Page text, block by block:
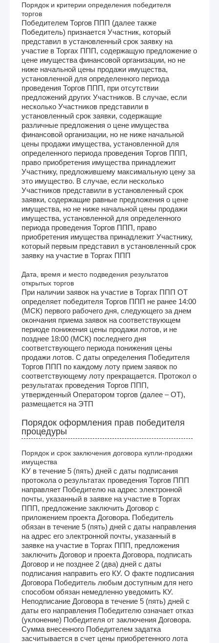
Порядок и критерии определения победителя
торгов
Победителем Торгов ППП (далее также
Победитель) признается Участник, который
представил в установленный срок заявку на
участие в Торгах ППП, содержащую предложение о
цене имущества финансовой организации, но не
ниже начальной цены продажи имущества,
установленной для определенного периода
проведения Торгов ППП, при отсутствии
предложений других Участников. В случае, если
несколько Участников представили в
установленный срок заявки, содержащие
различные предложения о цене имущества
финансовой организации, но не ниже начальной
цены продажи имущества, установленной для
определенного периода проведения Торгов ППП,
право приобретения имущества принадлежит
Участнику, предложившему максимальную цену за
это имущество. В случае, если несколько
Участников представили в установленный срок
заявки, содержащие равные предложения о цене
имущества, но не ниже начальной цены продажи
имущества, установленной для определенного
периода проведения Торгов ППП, право
приобретения имущества принадлежит Участнику,
который первым представил в установленный срок
заявку на участие в Торгах ППП
Дата, время и место подведения результатов
открытых торгов
При наличии заявок на участие в Торгах ППП ОТ
определяет победителя Торгов ППП не ранее 14:00
(МСК) первого рабочего дня, следующего за днем
окончания приема заявок на соответствующем
периоде понижения цены продажи лотов, и не
позднее 18:00 (МСК) последнего дня
соответствующего периода понижения цены
продажи лотов. С даты определения Победителя
Торгов ППП по каждому лоту прием заявок по
соответствующему лоту прекращается. Протокол о
результатах проведения Торгов ППП,
утвержденный Оператором торгов (далее – ОТ),
размещается на ЭТП
Порядок оформления прав победителя
процедуры
Порядок и срок заключения договора купли-продажи
имущества
КУ в течение 5 (пять) дней с даты подписания
протокола о результатах проведения Торгов ППП
направляет Победителю на адрес электронной
почты, указанный в заявке на участие в Торгах
ППП, предложение заключить Договор с
приложением проекта Договора. Победитель
обязан в течение 5 (пять) дней с даты направления
на адрес его электронной почты, указанный в
заявке на участие в Торгах ППП, предложения
заключить Договор и проекта Договора, подписать
Договор и не позднее 2 (два) дней с даты
подписания направить его КУ. О факте подписания
Договора Победитель любым доступным для него
способом обязан немедленно уведомить КУ.
Неподписание Договора в течение 5 (пять) дней с
даты его направления Победителю означает отказ
(уклонение) Победителя от заключения Договора.
Сумма внесенного Победителем задатка
засчитывается в счет цены приобретенного лота